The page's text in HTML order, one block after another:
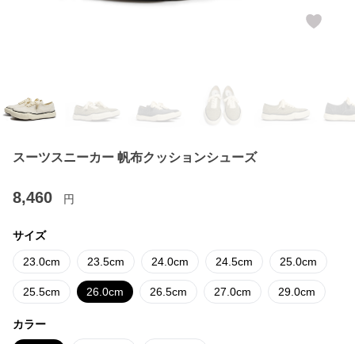
スーツスニーカー 帆布クッションシューズ
8,460 円
サイズ
23.0cm 23.5cm 24.0cm 24.5cm 25.0cm
25.5cm 26.0cm 26.5cm 27.0cm 29.0cm
カラー